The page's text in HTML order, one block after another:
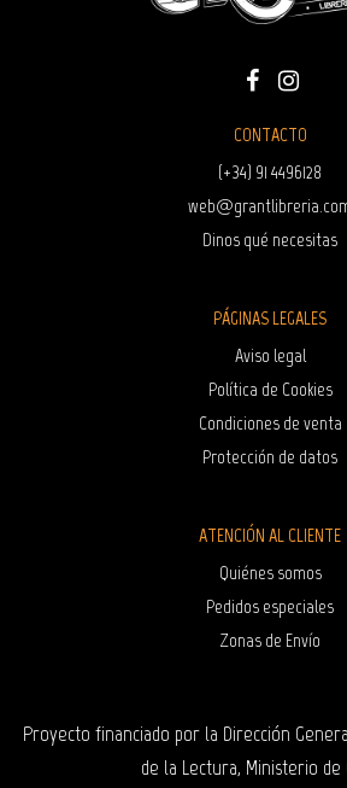
CONTACTO
(+34) 91 4496128
Dinos qué necesitas
PÁGINAS LEGALES
Aviso legal
Política de Cookies
Condiciones de venta
Protección de datos
ATENCIÓN AL CLIENTE
Quiénes somos
Pedidos especiales
Zonas de Envío
Proyecto financiado por la Dirección
de la Lectura, Ministerio de